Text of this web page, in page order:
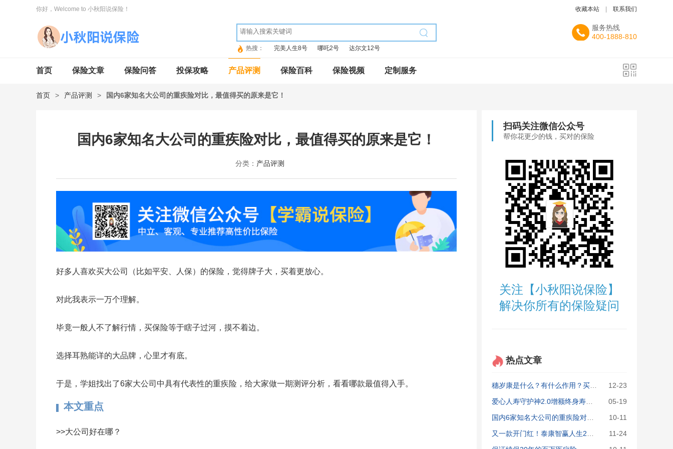
你好，Welcome to 小秋阳说保险！ 收藏本站 联系我们
热搜： 完美人生8号 哪吒2号 达尔文12号
服务热线
400-1888-810
首页 保险文章 保险问答 投保攻略 产品评测 保险百科 保险视频 定制服务
首页 > 产品评测 > 国内6家知名大公司的重疾险对比，最值得买的原来是它！
国内6家知名大公司的重疾险对比，最值得买的原来是它！
分类： 产品评测
好多人喜欢买大公司（比如平安、人保）的保险，觉得牌子大，买着更放心。
对此我表示一万个理解。
毕竟一般人不了解行情，买保险等于瞎子过河，摸不着边。
选择耳熟能详的大品牌，心里才有底。
于是，学姐找出了6家大公司中具有代表性的重疾险，给大家做一期测评分析，看看哪款最值得入手。
本文重点
>>大公司好在哪？
扫码关注微信公众号
帮你花更少的钱，买对的保险
关注【小秋阳说保险】
解决你所有的保险疑问
热点文章
穗岁康是什么？有什么作用？买了穗岁康还要买百万医疗险吗？
12-23
爱心人寿守护神2.0增额终身寿险：复利高达3.6%可信吗？
05-19
国内6家知名大公司的重疾险对比，最值得买的原来是它！
10-11
又一款开门红！泰康智赢人生2020年金保险收益、优缺点大揭秘
11-24